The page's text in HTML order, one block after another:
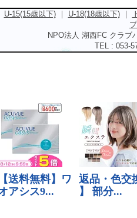
U-15(15歳以下)｜ U-18(18歳以下)｜
NPO法人 湖西FC クラ
TEL : 053-